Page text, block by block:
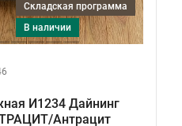
Складская программа
в наличии
И1234 Дайнинг
Антрацит